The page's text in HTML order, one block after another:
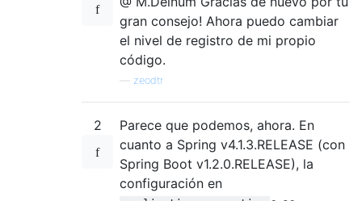
gran consejo! Ahora puedo cambiar
el nivel de registro de mi propio
código.
zeodtr
2
Parece que podemos, ahora. En
cuanto a Spring v4.1.3.RELEASE (con
Spring Boot v1.2.0.RELEASE), la
configuración en